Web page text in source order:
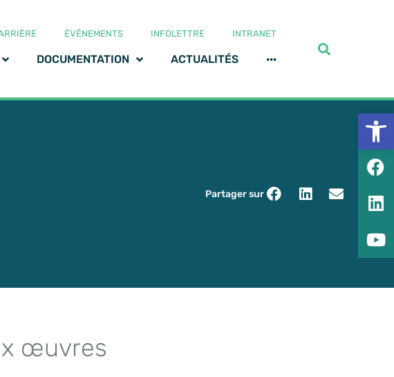
ÉVÉNEMENTS INFOLETTRE INTRANET
DOCUMENTATION ACTUALITÉS ···
Partager sur
œuvres